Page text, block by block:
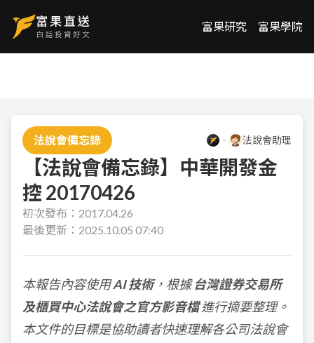
富果研究 富果學院
法說會備忘錄 法說會助理
【法說會備忘錄】中華開發金
控 20170426
初次發布： 2017.04.26
最後更新： 2025.10.05 07:40
本報告內容使用AI 技術，根據台灣證券交易所
及櫃買中心法說會之官方影音檔進行摘要整理。
本文件的目標是協助讀者快速理解各公司法說會